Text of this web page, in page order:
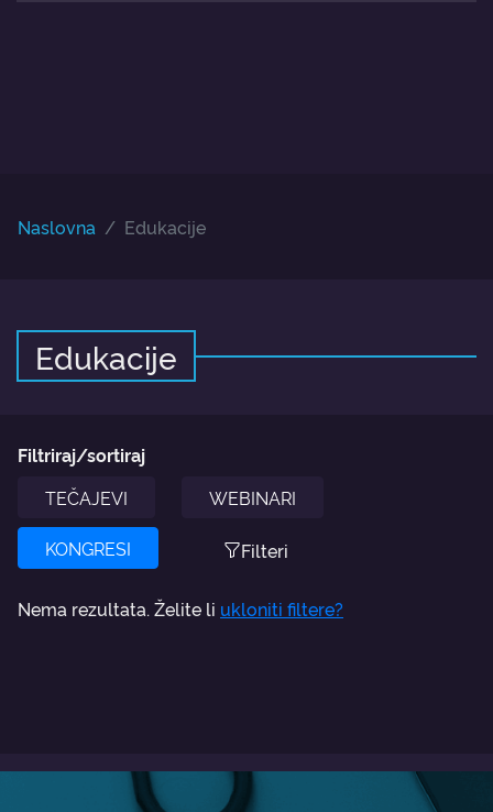
Naslovna Edukacije
Edukacije
Filtriraj/sortiraj
TEČAJEVI
WEBINARI
KONGRESI Filteri
Nema rezultata. Želite li ukloniti filtere?